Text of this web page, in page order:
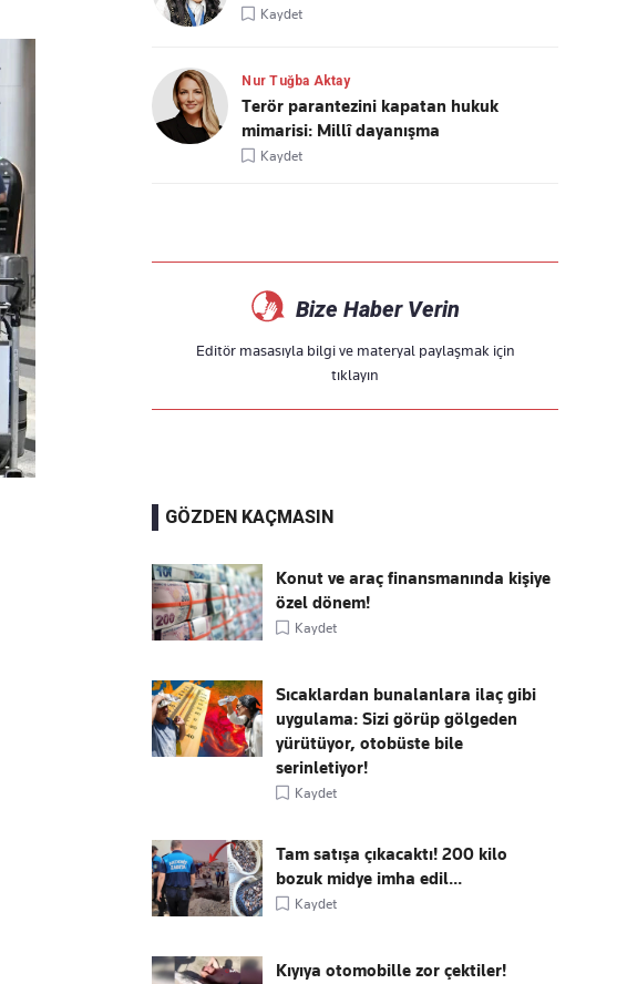
Kaydet
Nur Tuğba Aktay
Terör parantezini kapatan hukuk
mimarisi: Millî dayanışma
Kaydet
Bize Haber Verin
Editör masasıyla bilgi ve materyal paylaşmak için
tıklayın
GÖZDEN KAÇMASIN
Konut ve araç finansmanında kişiye
özel dönem!
Kaydet
Sıcaklardan bunalanlara ilaç gibi
uygulama: Sizi görüp gölgeden
yürütüyor, otobüste bile
serinletiyor!
Kaydet
Tam satışa çıkacaktı! 200 kilo
bozuk midye imha edil...
Kaydet
Kıyıya otomobille zor çektiler!